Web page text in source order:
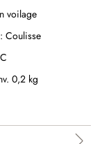
voilage
Coulisse
0,2 kg